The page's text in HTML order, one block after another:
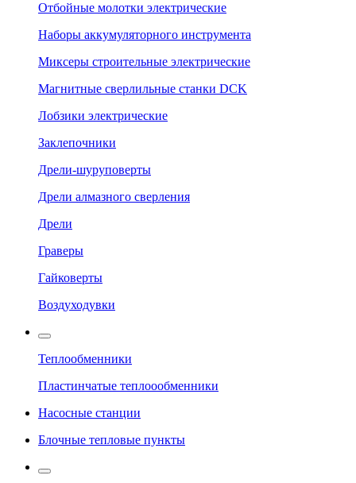
Отбойные молотки электрические
Наборы аккумуляторного инструмента
Миксеры строительные электрические
Магнитные сверлильные станки DCK
Лобзики электрические
Заклепочники
Дрели-шуруповерты
Дрели алмазного сверления
Дрели
Граверы
Гайковерты
Воздуходувки
Теплообменники
Пластинчатые теплоообменники
Насосные станции
Блочные тепловые пункты